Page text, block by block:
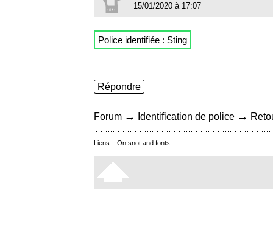
15/01/2020 à 17:07
Police identifiée : Sting
Répondre
Forum → Identification de police →
Liens : On snot and fonts